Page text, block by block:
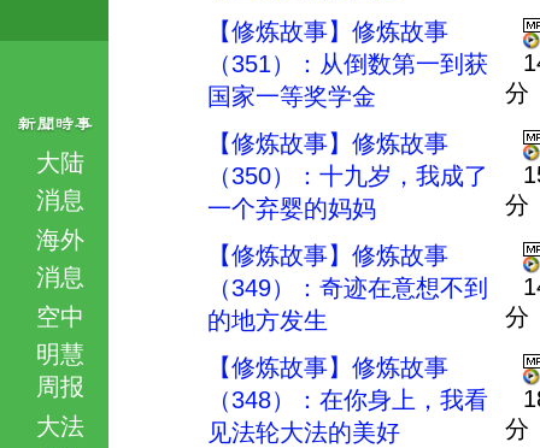
大陆
消息
海外
消息
空中
明慧
周报
大法
【修炼故事】修炼故事
（351）：从倒数第一到获
国家一等奖学金
分
【修炼故事】修炼故事
（350）：十九岁，我成了
一个弃婴的妈妈
分
【修炼故事】修炼故事
（349）：奇迹在意想不到
的地方发生
分
【修炼故事】修炼故事
（348）：在你身上，我看
见法轮大法的美好
分